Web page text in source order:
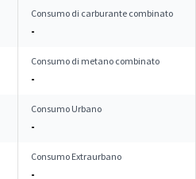
Consumo di carburante combinato
-
Consumo di metano combinato
-
Consumo Urbano
-
Consumo Extraurbano
-